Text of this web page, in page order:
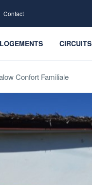
Contact
LOGEMENTS CIRCUITS
Confort Familiale